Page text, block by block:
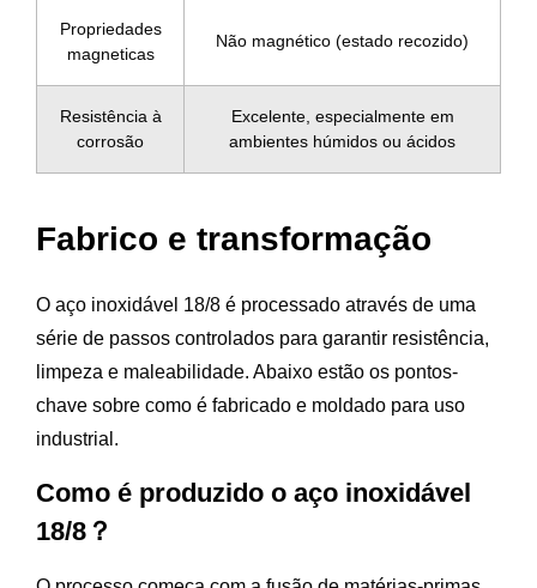
Propriedades
magneticas
Não magnético (estado recozido)
Resistência à
corrosão
Excelente, especialmente em
ambientes húmidos ou ácidos
Fabrico e transformação
O aço inoxidável 18/8 é processado através de uma
série de passos controlados para garantir resistência,
limpeza e maleabilidade. Abaixo estão os pontos-
chave sobre como é fabricado e moldado para uso
industrial.
Como é produzido o aço inoxidável
18/8？